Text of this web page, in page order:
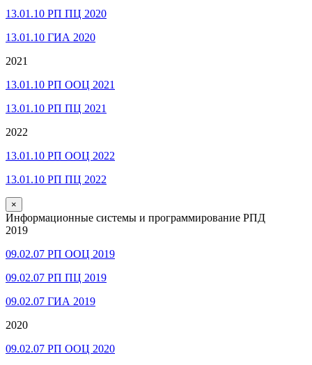
13.01.10 РП ПЦ 2020
13.01.10 ГИА 2020
2021
13.01.10 РП ООЦ 2021
13.01.10 РП ПЦ 2021
2022
13.01.10 РП ООЦ 2022
13.01.10 РП ПЦ 2022
×
Информационные системы и программирование РПД
2019
09.02.07 РП ООЦ 2019
09.02.07 РП ПЦ 2019
09.02.07 ГИА 2019
2020
09.02.07 РП ООЦ 2020